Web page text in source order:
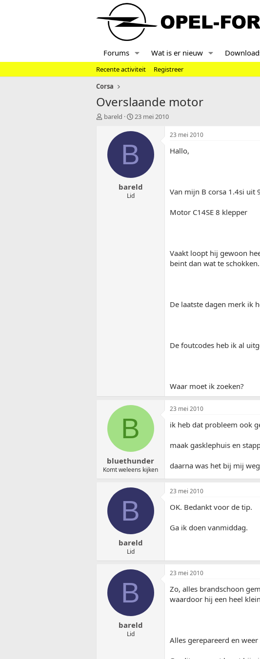
Forums Wat is er nieuw
Recente activiteit
Registreer
Corsa
Overslaande motor
T
bareld
S
a
t
d
t
u
m
23 mei 2010
B
bareld
Lid
23 mei 2010
Hallo,
Van mijn B corsa 1.4si uit
Motor C14SE 8 klepper
Vaakt loopt hij gewoon
beint dan wat te
De laatste dagen merk ik
De foutcodes heb ik al
Waar moet ik zoeken?
B
bluethunder
Komt weleens kijken
23 mei 2010
ik heb dat probleem ook
maak gasklephuis en
daarna was het bij mij weg
B
bareld
Lid
23 mei 2010
OK. Bedankt voor de tip.
Ga ik doen vanmiddag.
B
bareld
Lid
23 mei 2010
Zo, alles brandschoon
waardoor hij een heel
Alles gerepareerd en